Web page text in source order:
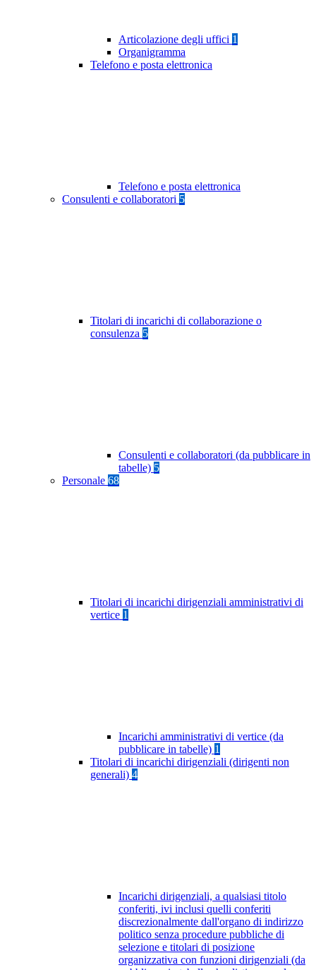
Articolazione degli uffici 1
Organigramma
Telefono e posta elettronica
Telefono e posta elettronica
Consulenti e collaboratori 5
Titolari di incarichi di collaborazione o
consulenza 5
Consulenti e collaboratori (da pubblicare in
tabelle) 5
Personale 68
Titolari di incarichi dirigenziali amministrativi di
vertice 1
Incarichi amministrativi di vertice (da
pubblicare in tabelle) 1
Titolari di incarichi dirigenziali (dirigenti non
generali) 4
Incarichi dirigenziali, a qualsiasi titolo
conferiti, ivi inclusi quelli conferiti
discrezionalmente dall'organo di indirizzo
politico senza procedure pubbliche di
selezione e titolari di posizione
organizzativa con funzioni dirigenziali (da